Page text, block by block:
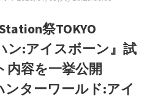
祭TOKYO
ン:アイスボーン』試
内容を一挙公開
ターワールド:アイ